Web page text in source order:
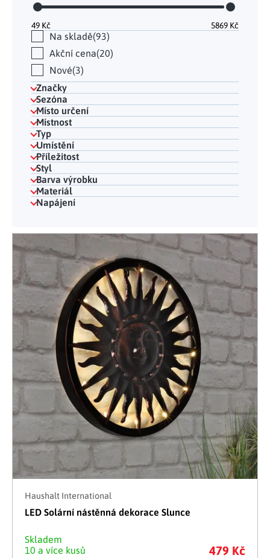
49 Kč 5869 Kč
Na skladě 93
Akční cena 20
Nové 3
Značky
Sezóna
Místo určení
Místnost
Typ
Umístění
Příležitost
Styl
Barva výrobku
Materiál
Napájení
Haushalt International
LED Solární nástěnná dekorace Slunce
Skladem
10 a více kusů
479 Kč